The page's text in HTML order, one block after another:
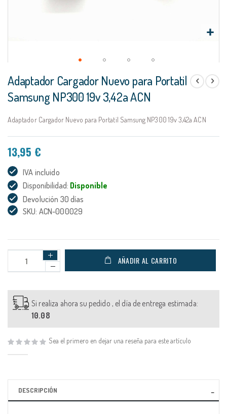
al
comienzo
de
galería
Adaptador Cargador Nuevo para Portatil
Samsung NP300 19v 3,42a ACN
Adaptador Cargador Nuevo para Portatil Samsung NP300 19v 3,42a ACN
13,95 €
IVA incluido
Disponibilidad: Disponible
Devolución 30 días
SKU: ACN-000029
AÑADIR AL CARRITO
Si realiza ahora su pedido , el día de entrega estimada:
10.08
Sea el primero en dejar una reseña para este artículo
DESCRIPCIÓN